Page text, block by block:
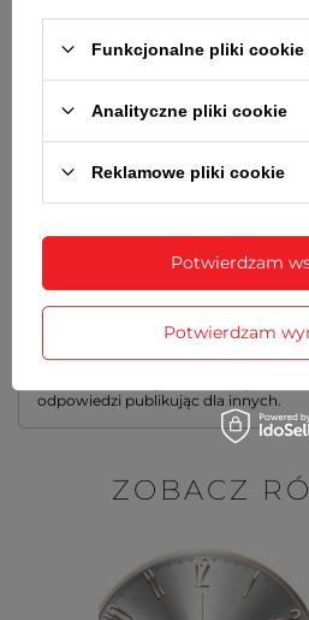
WYMIARY
średnica - 30,5 cm,
SZCZEGÓŁOWE DANE
GWARANCJA
OPINIE (0)
Potrzebujesz pomocy?
Zadaj pytanie a my odpowiemy
odpowiedzi publikując dla innych.
ZOBACZ
Funkcjonalne pliki cookie
Analityczne pliki cookie
Reklamowe pliki cookie
Potwierdzam
Potwierdzam